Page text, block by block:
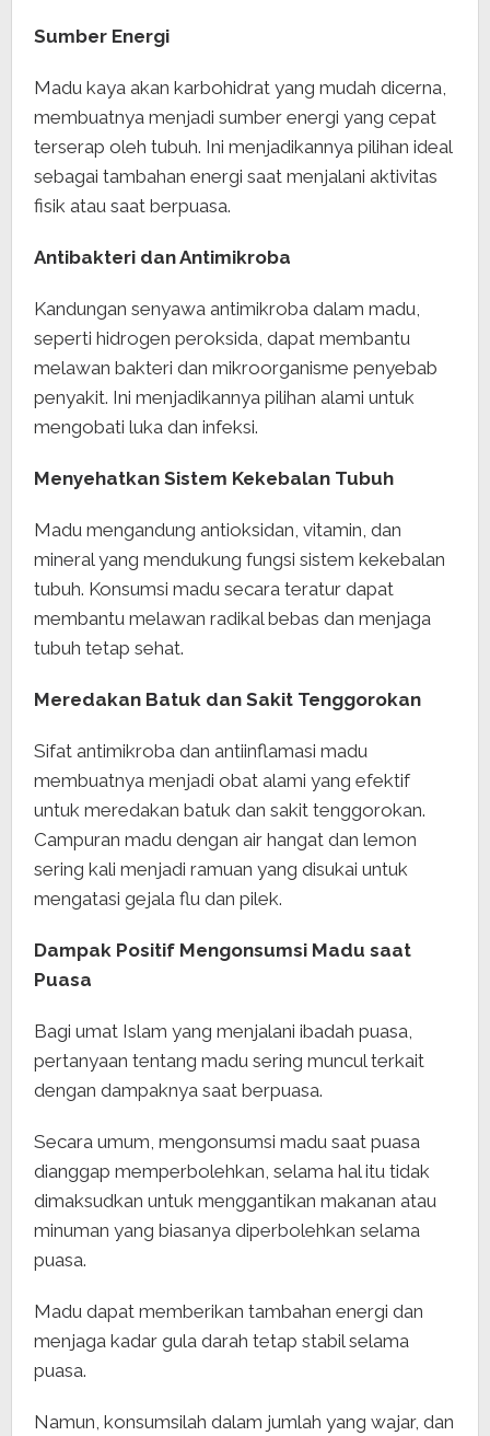
Sumber Energi
Madu kaya akan karbohidrat yang mudah dicerna,
membuatnya menjadi sumber energi yang cepat
terserap oleh tubuh. Ini menjadikannya pilihan ideal
sebagai tambahan energi saat menjalani aktivitas
fisik atau saat berpuasa.
Antibakteri dan Antimikroba
Kandungan senyawa antimikroba dalam madu,
seperti hidrogen peroksida, dapat membantu
melawan bakteri dan mikroorganisme penyebab
penyakit. Ini menjadikannya pilihan alami untuk
mengobati luka dan infeksi.
Menyehatkan Sistem Kekebalan Tubuh
Madu mengandung antioksidan, vitamin, dan
mineral yang mendukung fungsi sistem kekebalan
tubuh. Konsumsi madu secara teratur dapat
membantu melawan radikal bebas dan menjaga
tubuh tetap sehat.
Meredakan Batuk dan Sakit Tenggorokan
Sifat antimikroba dan antiinflamasi madu
membuatnya menjadi obat alami yang efektif
untuk meredakan batuk dan sakit tenggorokan.
Campuran madu dengan air hangat dan lemon
sering kali menjadi ramuan yang disukai untuk
mengatasi gejala flu dan pilek.
Dampak Positif Mengonsumsi Madu saat
Puasa
Bagi umat Islam yang menjalani ibadah puasa,
pertanyaan tentang madu sering muncul terkait
dengan dampaknya saat berpuasa.
Secara umum, mengonsumsi madu saat puasa
dianggap memperbolehkan, selama hal itu tidak
dimaksudkan untuk menggantikan makanan atau
minuman yang biasanya diperbolehkan selama
puasa.
Madu dapat memberikan tambahan energi dan
menjaga kadar gula darah tetap stabil selama
puasa.
Namun, konsumsilah dalam jumlah yang wajar, dan